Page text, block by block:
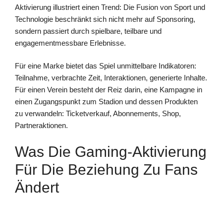
Aktivierung illustriert einen Trend: Die Fusion von Sport und
Technologie beschränkt sich nicht mehr auf Sponsoring,
sondern passiert durch spielbare, teilbare und
engagementmessbare Erlebnisse.
Für eine Marke bietet das Spiel unmittelbare Indikatoren:
Teilnahme, verbrachte Zeit, Interaktionen, generierte Inhalte.
Für einen Verein besteht der Reiz darin, eine Kampagne in
einen Zugangspunkt zum Stadion und dessen Produkten
zu verwandeln: Ticketverkauf, Abonnements, Shop,
Partneraktionen.
Was Die Gaming-Aktivierung
Für Die Beziehung Zu Fans
Ändert